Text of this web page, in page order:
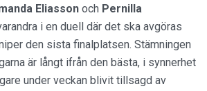
Eliasson och Pernilla
i en duell där det ska avgöras
den sista finalplatsen. Stämningen
är långt ifrån den bästa, i synnerhet
under veckan blivit tillsagd av